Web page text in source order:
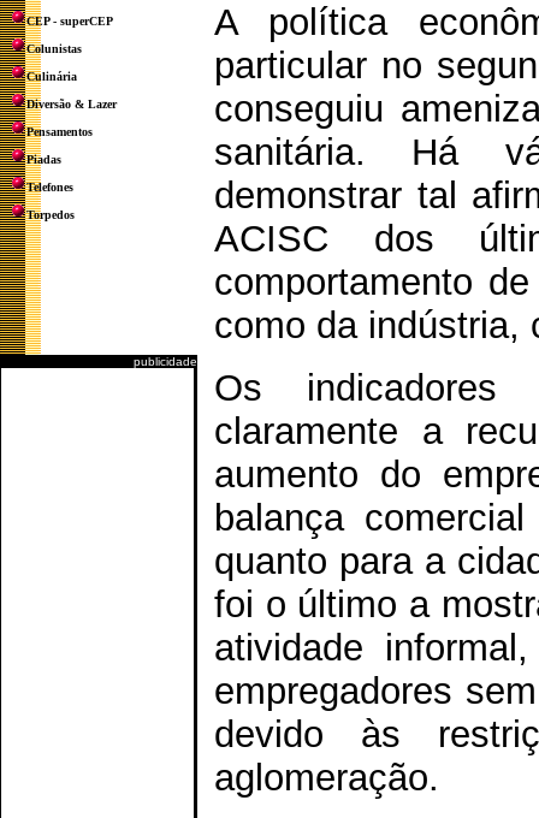
CEP - superCEP
Colunistas
Culinária
Diversão & Lazer
Pensamentos
Piadas
Telefones
Torpedos
publicidade
A política
particular no
conseguiu
sanitária. Há
demonstrar tal
ACISC dos
comportamento
como da indústria,
Os indicadores
claramente a
aumento do
balança
quanto para a
foi o último a
atividade
empregadores
devido às
aglomeração.